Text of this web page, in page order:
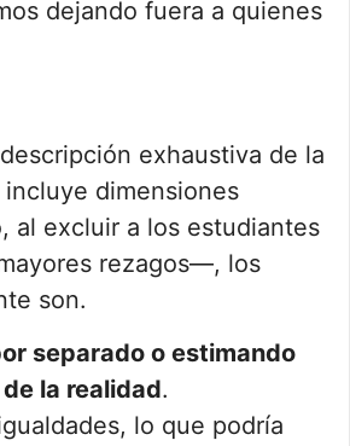
dejando fuera a quienes
exhaustiva de la
dimensiones
al excluir a los estudiantes
rezagos—, los
son.
separado o estimando
la realidad.
lo que podría